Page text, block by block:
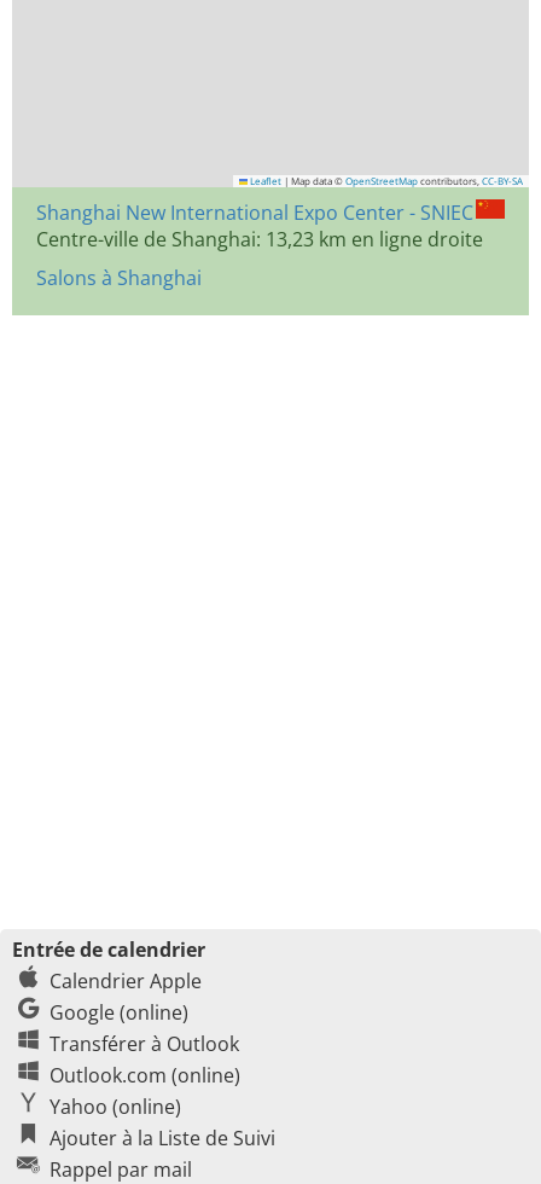
Leaflet | Map data © OpenStreetMap contributors, CC-BY-SA
Shanghai New International Expo Center - SNIEC
Centre-ville de Shanghai: 13,23 km en ligne droite
Salons à Shanghai
Entrée de calendrier
Calendrier Apple
Google (online)
Transférer à Outlook
Outlook.com (online)
Yahoo (online)
Ajouter à la Liste de Suivi
Rappel par mail